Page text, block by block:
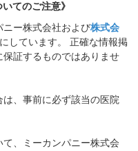
てのご注意》
ー株式会社および株式会
しています。 正確な情報掲
証するものではありませ
、事前に必ず該当の医院
、ミーカンパニー株式会